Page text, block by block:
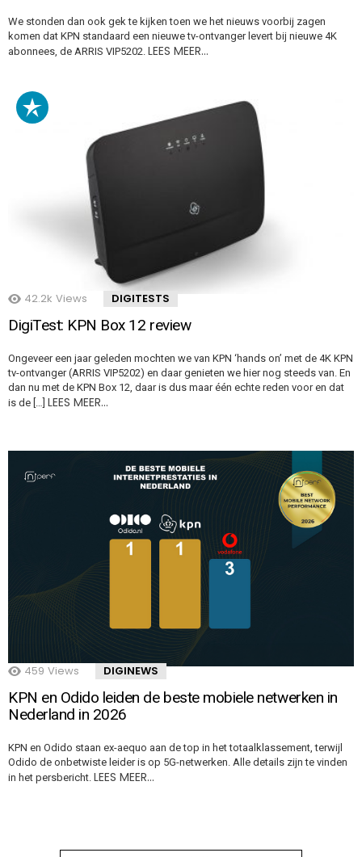
We stonden dan ook gek te kijken toen we het nieuws voorbij zagen
komen dat KPN standaard een nieuwe tv-ontvanger levert bij nieuwe 4K
abonnees, de ARRIS VIP5202. LEES MEER…
42.2k Views DIGITESTS
DigiTest: KPN Box 12 review
Ongeveer een jaar geleden mochten we van KPN ‘hands on’ met de 4K KPN
tv-ontvanger (ARRIS VIP5202) en daar genieten we hier nog steeds van. En
dan nu met de KPN Box 12, daar is dus maar één echte reden voor en dat
is de […] LEES MEER…
459 Views DIGINEWS
KPN en Odido leiden de beste mobiele netwerken in
Nederland in 2026
KPN en Odido staan ex-aequo aan de top in het totaalklassement, terwijl
Odido de onbetwiste leider is op 5G-netwerken. Alle details zijn te vinden
in het persbericht. LEES MEER…